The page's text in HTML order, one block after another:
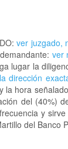
ver juzgado,
ver
lugar la
dirección
la hora
del (40%)
y
del Banco